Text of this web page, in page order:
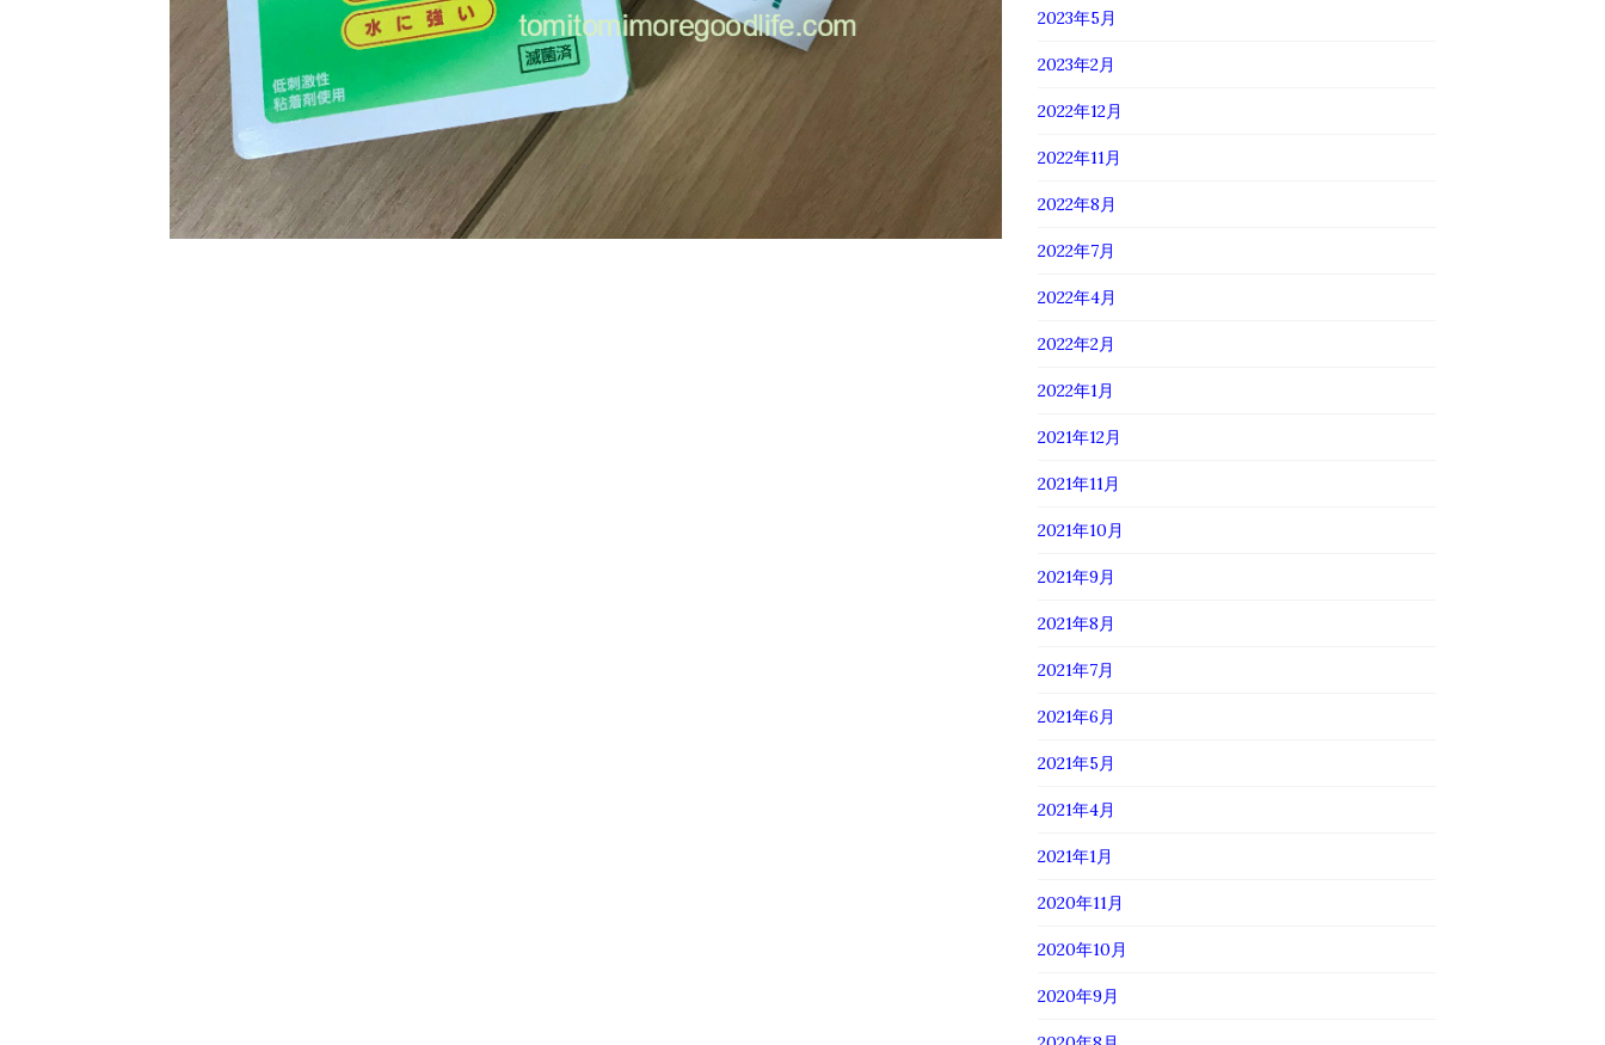
2023年5月
2023年2月
2022年12月
2022年11月
2022年8月
2022年7月
2022年4月
2022年2月
2022年1月
2021年12月
2021年11月
2021年10月
2021年9月
2021年8月
2021年7月
2021年6月
2021年5月
2021年4月
2021年1月
2020年11月
2020年10月
2020年9月